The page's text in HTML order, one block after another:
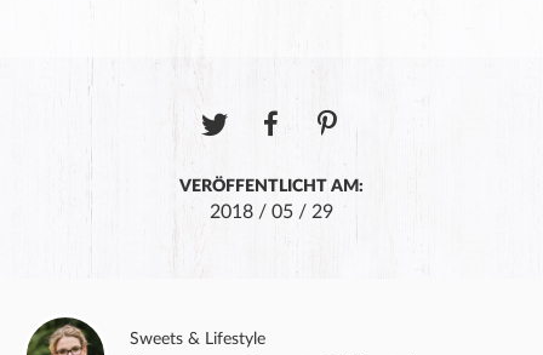
VERÖFFENTLICHT AM:
2018 / 05 / 29
Sweets & Lifestyle